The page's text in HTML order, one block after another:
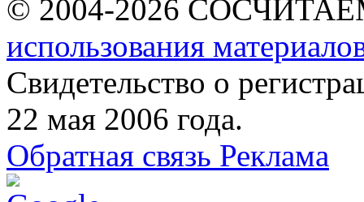
© 2004-2026
использования
Свидетельство о
22 мая 2006 года.
Обратная связь Реклама